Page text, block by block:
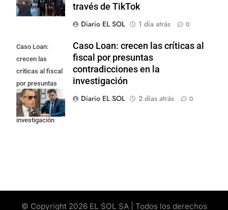
través de TikTok
Diario EL SOL
1 día atrás 0
Caso Loan:
crecen las
críticas al fiscal
por presuntas
contradicciones
en la
investigación
Caso Loan: crecen las críticas al
fiscal por presuntas
contradicciones en la
investigación
Diario EL SOL
2 días atrás 0
© Copyright 2026 EL SOL SA | Todos los derechos